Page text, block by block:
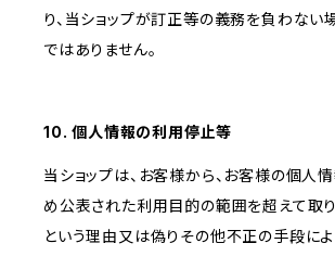
り、当ショップが訂正等の義務を負わない
ではありません。
10. 個人情報の利用停止等
当ショップは、お客様から、お客様の個人
め公表された利用目的の範囲を超えて取
という理由又は偽りその他不正の手段に